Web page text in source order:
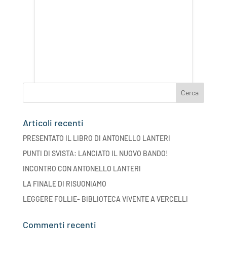
Articoli recenti
PRESENTATO IL LIBRO DI ANTONELLO LANTERI
PUNTI DI SVISTA: LANCIATO IL NUOVO BANDO!
INCONTRO CON ANTONELLO LANTERI
LA FINALE DI RISUONIAMO
LEGGERE FOLLIE- BIBLIOTECA VIVENTE A VERCELLI
Commenti recenti